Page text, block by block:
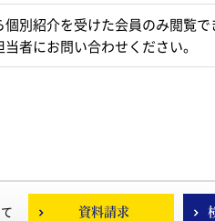
別紹介を受けた会員のみ閲覧で
者にお問い合わせください。
資料請求